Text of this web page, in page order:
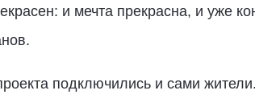
и мечта прекрасна, и уже
подключились и сами